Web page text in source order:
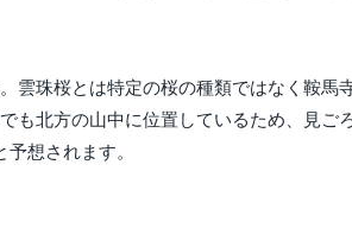
雲珠桜とは特定の桜の種類ではなく鞍
も北方の山中に位置しているため、見
想されます。